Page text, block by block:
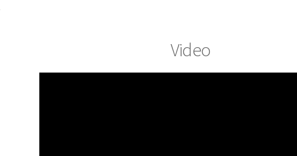
Video